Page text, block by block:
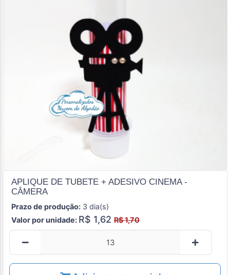
APLIQUE DE TUBETE + ADESIVO CINEMA -
CÂMERA
Prazo de produção: 3 dia(s)
Valor por unidade: R$ 1,62 R$ 1,70